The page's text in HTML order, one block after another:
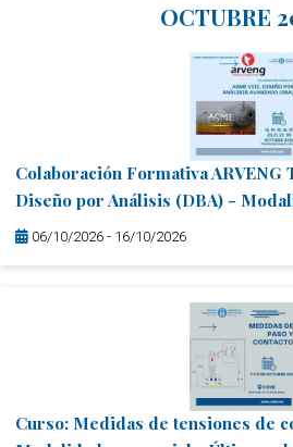
OCTUBRE
Colaboración Formativa ARVENG
Diseño por Análisis (DBA) -
06/10/2026 - 16/10/2026
Curso: Medidas de tensiones de